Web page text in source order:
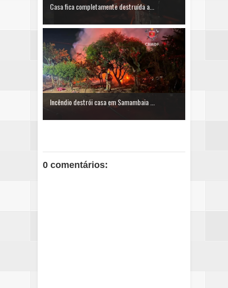
Casa fica completamente destruída a...
Incêndio destrói casa em Samambaia ...
0 comentários: